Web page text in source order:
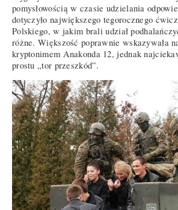
pomysłowością w czasie udzielania
dotyczyło największego tegorocznego
Polskiego, w jakim brali udział
różne. Większość poprawnie wskazywała
kryptonimem Anakonda 12, jednak
prostu „tor przeszkód”.